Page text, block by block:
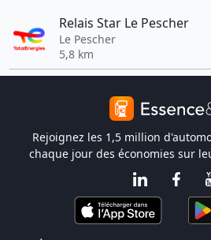
Relais Star Le Pescher
Le Pescher
5,8 km
Rejoignez les 1,5 million
chaque jour des économies sur